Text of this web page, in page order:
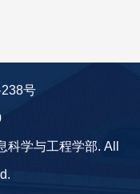
号
学与工程学部. All